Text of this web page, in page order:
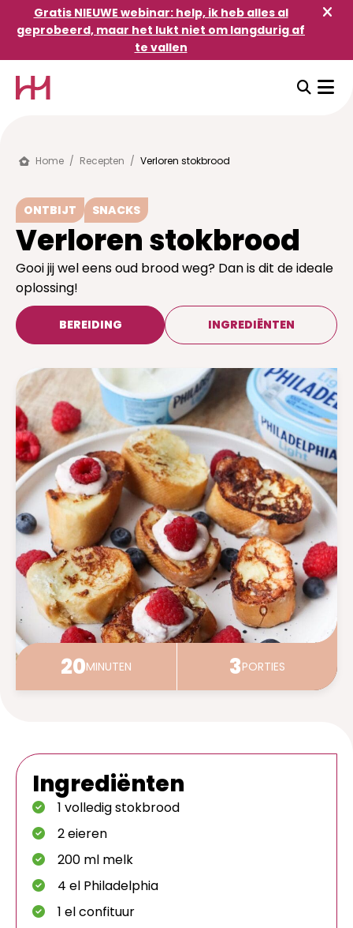
Gratis masterclass:
help! Ik heb alles al
om langdurig af te
Ben je het beu om constant bezig te zijn met
afvallen? Heb je al veel geprobeerd maar kan
je niets volhouden? In deze masterclass krijg je
mijn unieke healthy habits framework bomvol
inzichten. Na deze online masterclass weet jij
wat je moet doen om op lange termijn jouw
gezond gewicht te bereiken. Opgelet: je krijgt
geen quick fixes
SCHRIJF HIER (GRATIS) IN
Gratis NIEUWE webinar: help, ik heb alles al
geprobeerd, maar het lukt niet om langdurig af
te vallen
Home / Recepten / Verloren stokbrood
ONTBIJT SNACKS
Verloren stokbrood
Gooi jij wel eens oud brood weg? Dan is dit de ideale
oplossing!
BEREIDING INGREDIËNTEN
20MINUTEN 3PORTIES
Ingrediënten
1 volledig stokbrood
2 eieren
200 ml melk
4 el Philadelphia
1 el confituur